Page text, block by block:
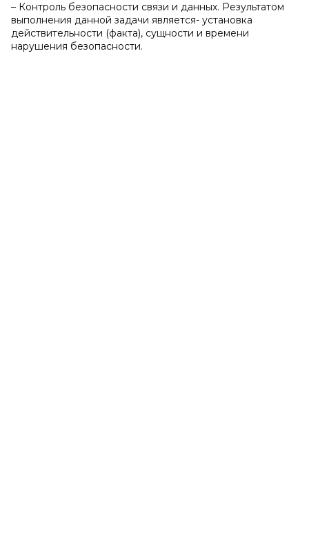
– Контроль безопасности связи и данных. Результатом
выполнения данной задачи является- установка
действительности (факта), сущности и времени
нарушения безопасности.